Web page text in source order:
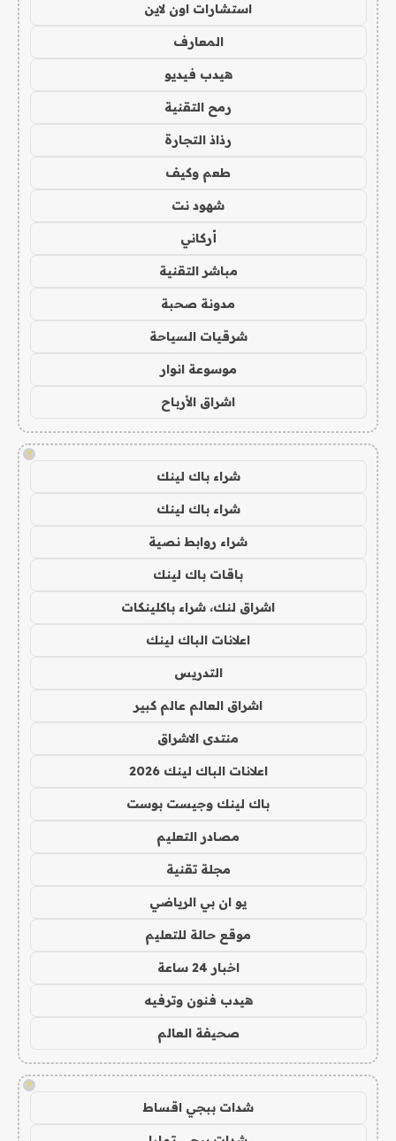
استشارات اون لاين
المعارف
هيدب فيديو
رمح التقنية
رذاذ التجارة
طعم وكيف
شهود نت
أركاني
مباشر التقنية
مدونة صحبة
شرقيات السياحة
موسوعة انوار
اشراق الأرباح
!
شراء باك لينك
شراء باك لينك
شراء روابط نصية
باقات باك لينك
اشراق لنك، شراء باكلينكات
اعلانات الباك لينك
التدريس
اشراق العالم عالم كبير
منتدى الاشراق
اعلانات الباك لينك 2026
باك لينك وجيست بوست
مصادر التعليم
مجلة تقنية
يو ان بي الرياضي
موقع حالة للتعليم
اخبار 24 ساعة
هيدب فنون وترفيه
صحيفة العالم
!
شدات ببجي اقساط